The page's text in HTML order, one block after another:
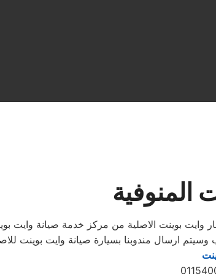
المنوفية
ارسال مندوبنا بسيارة صيانة وايت بوينت